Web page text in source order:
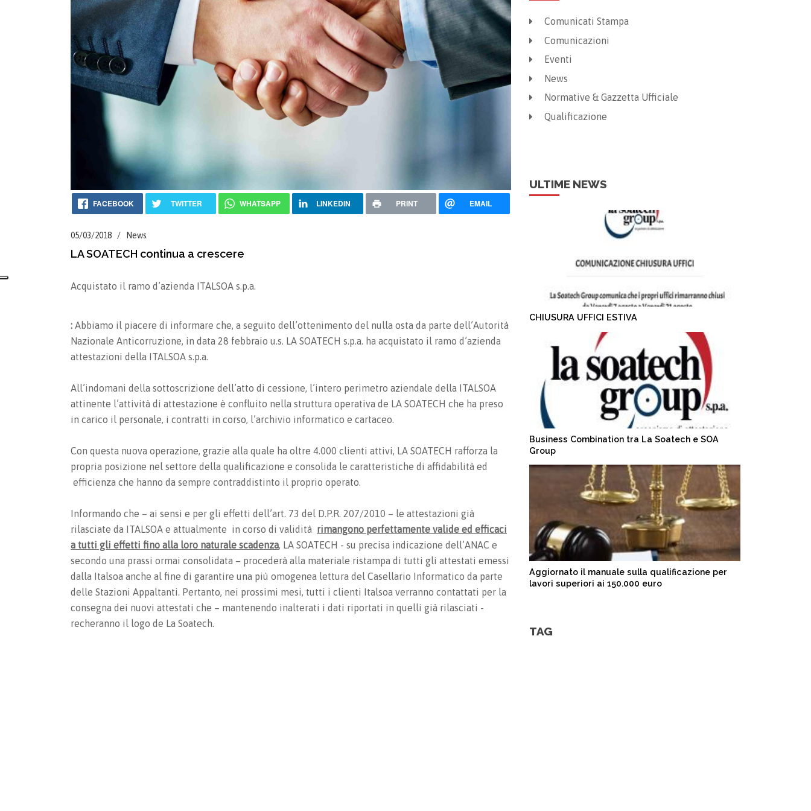
FACEBOOK TWITTER WHATSAPP LINKEDIN PRINT EMAIL
05/03/2018 / News
LA SOATECH continua a crescere
Acquistato il ramo d’azienda ITALSOA s.p.a.
: Abbiamo il piacere di informare che, a seguito dell’ottenimento del nulla osta da parte dell’Autorità
Nazionale Anticorruzione, in data 28 febbraio u.s. LA SOATECH s.p.a. ha acquistato il ramo d’azienda
attestazioni della ITALSOA s.p.a.
All’indomani della sottoscrizione dell’atto di cessione, l’intero perimetro aziendale della ITALSOA
attinente l’attività di attestazione è confluito nella struttura operativa de LA SOATECH che ha preso
in carico il personale, i contratti in corso, l’archivio informatico e cartaceo.
Con questa nuova operazione, grazie alla quale ha oltre 4.000 clienti attivi, LA SOATECH rafforza la
propria posizione nel settore della qualificazione e consolida le caratteristiche di affidabilità ed
efficienza che hanno da sempre contraddistinto il proprio operato.
Informando che – ai sensi e per gli effetti dell’art. 73 del D.P.R. 207/2010 – le attestazioni già
rilasciate da ITALSOA e attualmente in corso di validità rimangono perfettamente valide ed efficaci
a tutti gli effetti fino alla loro naturale scadenza, LA SOATECH - su precisa indicazione dell’ANAC e
secondo una prassi ormai consolidata – procederà alla materiale ristampa di tutti gli attestati emessi
dalla Italsoa anche al fine di garantire una più omogenea lettura del Casellario Informatico da parte
delle Stazioni Appaltanti. Pertanto, nei prossimi mesi, tutti i clienti Italsoa verranno contattati per la
consegna dei nuovi attestati che – mantenendo inalterati i dati riportati in quelli già rilasciati -
recheranno il logo de La Soatech.
Comunicati Stampa
Comunicazioni
Eventi
News
Normative & Gazzetta Ufficiale
Qualificazione
ULTIME NEWS
CHIUSURA UFFICI ESTIVA
Business Combination tra La Soatech e SOA
Group
Aggiornato il manuale sulla qualificazione per
lavori superiori ai 150.000 euro
TAG